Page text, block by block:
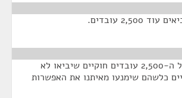
עובדים.
אנחנו מבקשים שעל ה-2,500 עובדים חוקיים שיביאו לא
כלשהם שימנעו מאיתנו את האפשרות